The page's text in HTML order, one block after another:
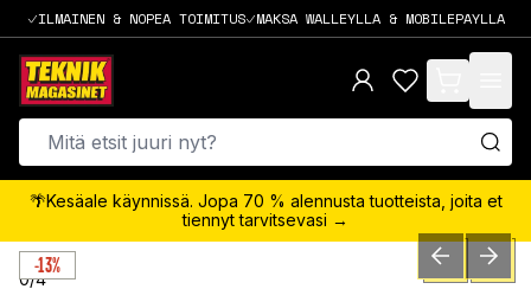
ILMAINEN & NOPEA TOIMITUS MAKSA WALLEYLLA & MOBILEPAYLLA
items in cart,
🌴Kesäale käynnissä. Jopa 70 % alennusta tuotteista, joita et
tiennyt tarvitsevasi →
-13%
0/4 PREVIOUSNEXT